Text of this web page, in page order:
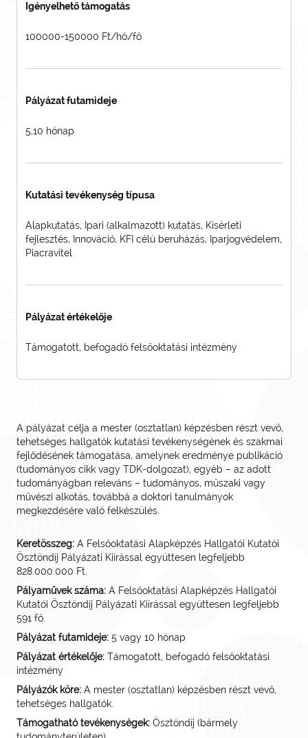
Igényelhető támogatás
100000-150000 Ft/hó/fő
Pályázat futamideje
5,10 hónap
Kutatási tevékenység típusa
Alapkutatás, Ipari (alkalmazott) kutatás, Kísérleti
fejlesztés, Innováció, KFI célú beruházás, Iparjogvédelem,
Piacravitel
Pályázat értékelője
Támogatott, befogadó felsőoktatási intézmény
A pályázat célja a mester (osztatlan) képzésben részt vevő,
tehetséges hallgatók kutatási tevékenységének és szakmai
fejlődésének támogatása, amelynek eredménye publikáció
(tudományos cikk vagy TDK-dolgozat), egyéb – az adott
tudományágban releváns – tudományos, műszaki vagy
művészi alkotás, továbbá a doktori tanulmányok
megkezdésére való felkészülés.
Keretösszeg: A Felsőoktatási Alapképzés Hallgatói Kutatói
Ösztöndíj Pályázati Kiírással együttesen legfeljebb
828.000.000 Ft.
Pályaművek száma: A Felsőoktatási Alapképzés Hallgatói
Kutatói Ösztöndíj Pályázati Kiírással együttesen legfeljebb
591 fő.
Pályázat futamideje: 5 vagy 10 hónap
Pályázat értékelője: Támogatott, befogadó felsőoktatási
intézmény
Pályázók köre: A mester (osztatlan) képzésben részt vevő,
tehetséges hallgatók.
Támogatható tevékenységek: Ösztöndíj (bármely